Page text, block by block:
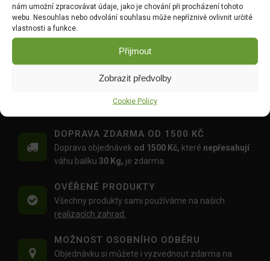
nám umožní zpracovávat údaje, jako je chování při procházení tohoto
webu. Nesouhlas nebo odvolání souhlasu může nepříznivě ovlivnit určité
vlastnosti a funkce.
Přijmout
Zobrazit předvolby
Cookie Policy
95.00Kč
309.07Kč
Wuxal SUS Ca 250ml
209.00Kč
hnojivo Celá zahrada 1l
109.00Kč
DOPRAVA ZDARMA OD 1500 KČ
Doprava objednávek od 1500 Kč, které nepřesahují
váhu balíku 30 Kg, je zdarma.
OVĚŘENÉ PRODUKTY
Všechny produkty sami používáme na našich
realizacích zahrad.
MOŽNOST OSOBNÍHO ODBĚRU
Objednávku si můžete i vyzvednout zdarma na